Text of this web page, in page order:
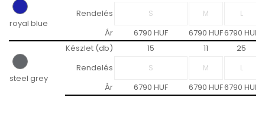
royal blue
Rendelés
Ár
6790 HUF 6790 HUF6790 HUF
steel grey
Készlet (db) 15 11
25
Rendelés
Ár
6790 HUF 6790 HUF6790 HUF